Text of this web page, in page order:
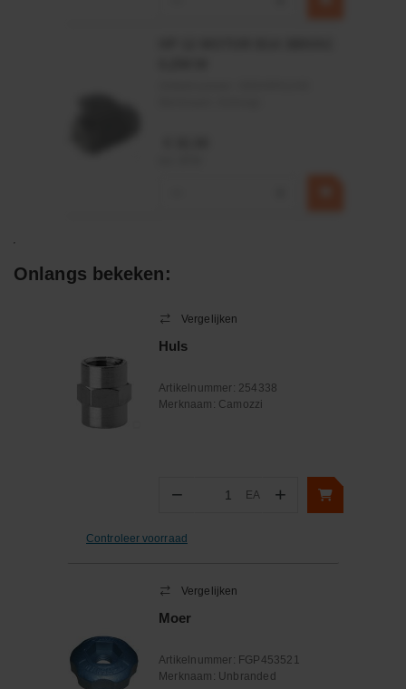
Onlangs bekeken:
Vergelijken
Huls
Artikelnummer: 254338
Merknaam: Camozzi
− Aantal
EA +
Controleer voorraad
Vergelijken
Moer
Artikelnummer: FGP453521
Merknaam: Unbranded